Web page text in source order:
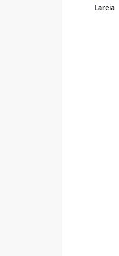
Lareia